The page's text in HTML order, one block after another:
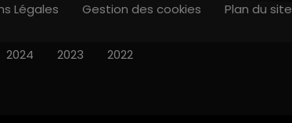
Légales Gestion des cookies Plan du site
2024 2023 2022